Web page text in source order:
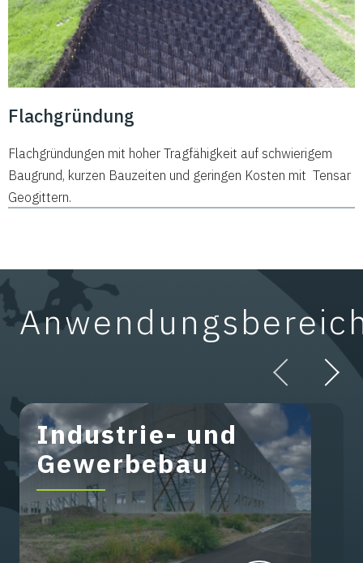
Flachgründung
Flachgründungen mit hoher Tragfähigkeit auf schwierigem
Baugrund, kurzen Bauzeiten und geringen Kosten mit Tensar
Geogittern.
Industrie- und
Gewerbebau